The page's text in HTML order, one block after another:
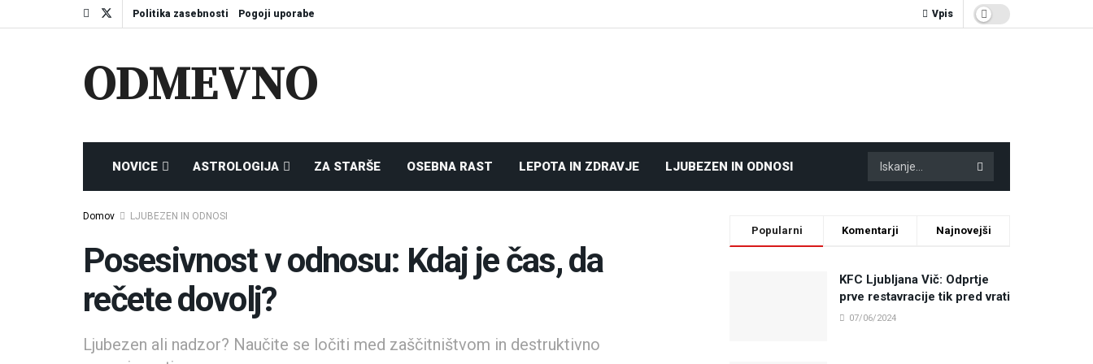
Politika zasebnosti Pogoji uporabe Vpis
ODMEVNO
NOVICE ASTROLOGIJA ZA STARŠE OSEBNA RAST LEPOTA IN ZDRAVJE LJUBEZEN IN ODNOSI
Domov LJUBEZEN IN ODNOSI
Posesivnost v odnosu: Kdaj je čas, da
rečete dovolj?
Ljubezen ali nadzor? Naučite se ločiti med zaščitništvom in destruktivno
Popularni Komentarji Najnovejši
KFC Ljubljana Vič: Odprtje
prve restavracije tik pred vrati
07/06/2024